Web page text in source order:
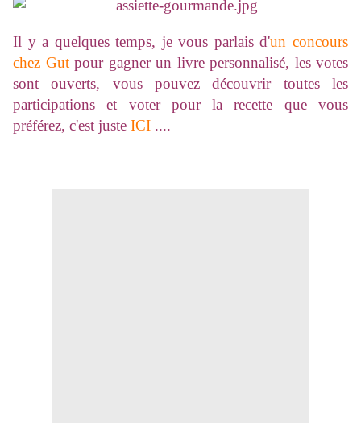
Il y a quelques temps, je vous parlais d'un concours
chez Gutpour gagner un livre personnalisé, les votes
sont ouverts, vous pouvez découvrir toutes les
participations et voter pour la recette que vous
préférez, c'est juste ICI ....